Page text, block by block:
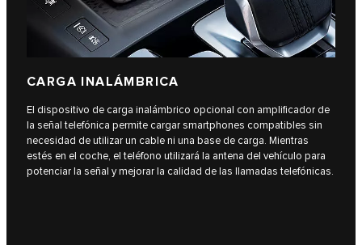
CARGA INALÁMBRICA
El dispositivo de carga inalámbrico opcional con amplificador de
la señal telefónica permite cargar smartphones compatibles sin
necesidad de utilizar un cable ni una base de carga. Mientras
estés en el coche, el teléfono utilizará la antena del vehículo para
potenciar la señal y mejorar la calidad de las llamadas telefónicas.